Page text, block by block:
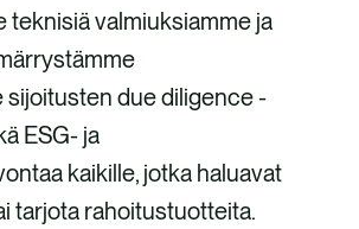
teknisiä valmiuksiamme ja
sijoitusten due diligence -
ESG- ja
kaikille, jotka haluavat
tarjota rahoitustuotteita.